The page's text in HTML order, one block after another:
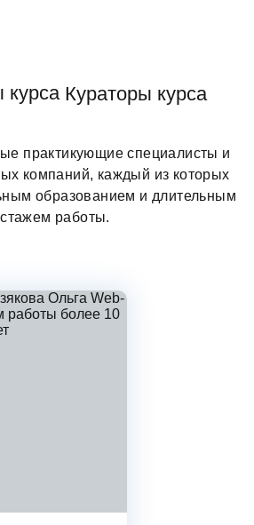
себе в команду
Кураторы курса
практикующие специалисты и
компаний, каждый из которых
образованием и длительным
стажем работы.